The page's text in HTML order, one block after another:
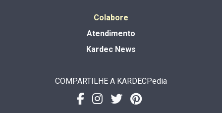
Colabore
Atendimento
Kardec News
COMPARTILHE A KARDECPedia